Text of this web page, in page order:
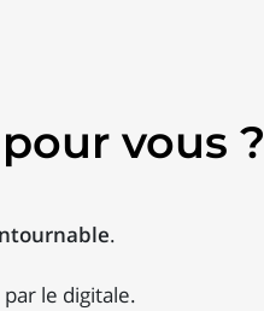
vous ?
.
le digitale.